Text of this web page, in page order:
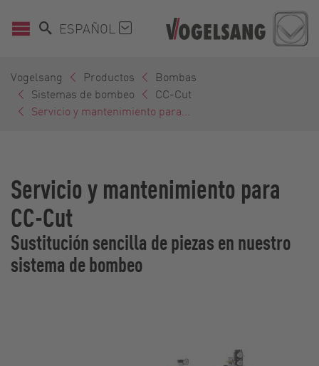
ESPAÑOL
Vogelsang Productos
Bombas
Sistemas de bombeo
CC-Cut
Servicio y mantenimiento para...
Servicio y mantenimiento para
CC-Cut
Sustitución sencilla de piezas en nuestro
sistema de bombeo